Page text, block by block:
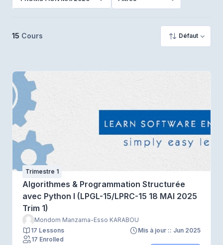
15 Cours Défaut
Trimestre 1
Algorithmes & Programmation Structurée
avec Python I (LPGL-15/LPRC-15 18 MAI 2025
Trim 1)
Mondom Manzama-Esso KARABOU
17 Lessons
Mis à jour :: Jun 2025
17 Enrolled